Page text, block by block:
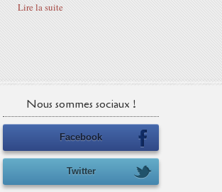
Lire la suite
Nous sommes sociaux !
Facebook
Twitter